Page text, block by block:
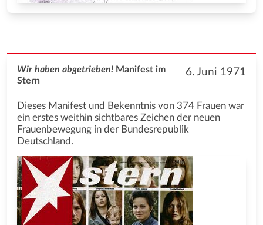
6. Juni 1971
Wir haben abgetrieben!Manifest im
Stern
Dieses Manifest und Bekenntnis von 374 Frauen war
ein erstes weithin sichtbares Zeichen der neuen
Frauenbewegung in der Bundesrepublik
Deutschland.